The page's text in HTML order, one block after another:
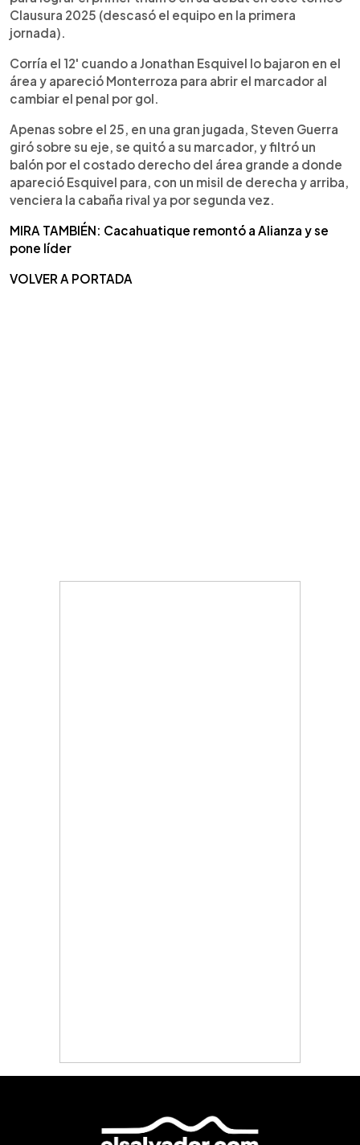
Clausura 2025 (descasó el equipo en la primera
jornada).
Corría el 12' cuando a Jonathan Esquivel lo bajaron en el
área y apareció Monterroza para abrir el marcador al
cambiar el penal por gol.
Apenas sobre el 25, en una gran jugada, Steven Guerra
giró sobre su eje, se quitó a su marcador, y filtró un
balón por el costado derecho del área grande a donde
apareció Esquivel para, con un misil de derecha y arriba,
venciera la cabaña rival ya por segunda vez.
MIRA TAMBIÉN: Cacahuatique remontó a Alianza y se
pone líder
VOLVER A PORTADA